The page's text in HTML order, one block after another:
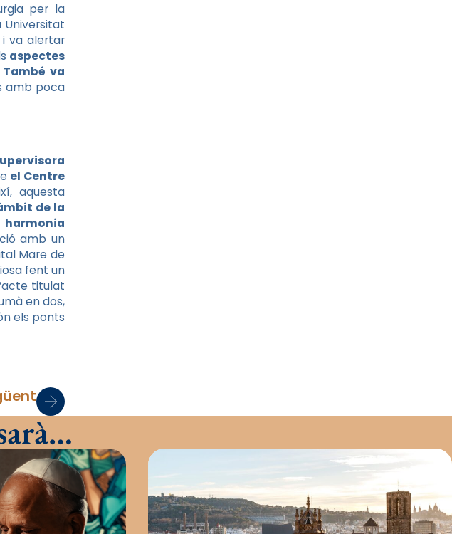
per la
i va alertar
aspectes
va
amb poca
el Centre
aquesta
de la
amb un
Mare de
fent un
titulat
en dos,
els ponts